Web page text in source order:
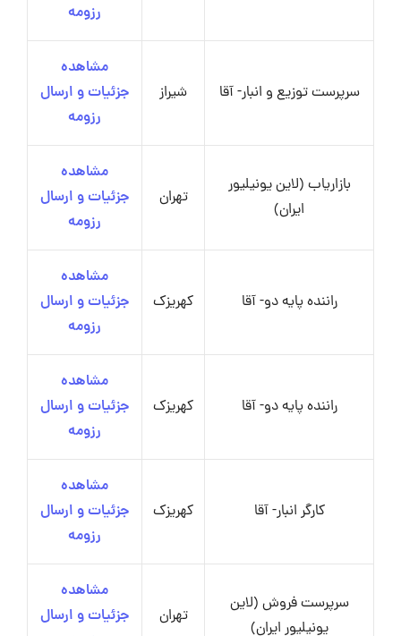
رزومه
سرپرست توزیع و انبار- آقا شیراز
مشاهده
جزئیات و ارسال
رزومه
بازاریاب (لاین یونیلیور
ایران)
تهران
مشاهده
جزئیات و ارسال
رزومه
راننده پایه دو- آقا کهریزک
مشاهده
جزئیات و ارسال
رزومه
راننده پایه دو- آقا کهریزک
مشاهده
جزئیات و ارسال
رزومه
کارگر انبار- آقا کهریزک
مشاهده
جزئیات و ارسال
رزومه
سرپرست فروش (لاین
یونیلیور ایران)
تهران
مشاهده
جزئیات و ارسال